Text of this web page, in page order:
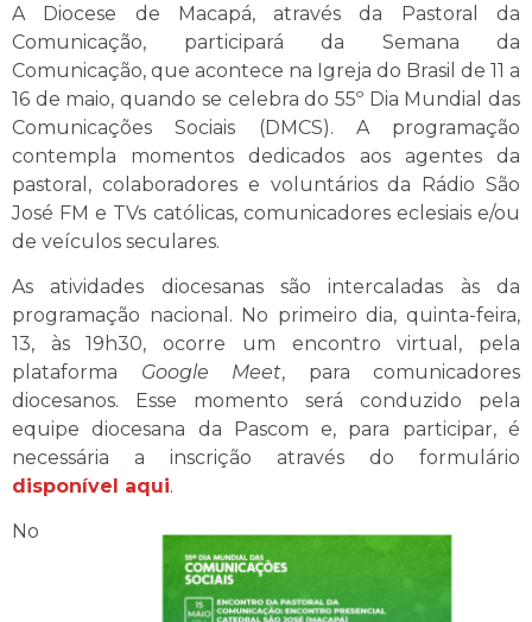
A Diocese de Macapá, através da Pastoral da
Comunicação, participará da Semana da
Comunicação, que acontece na Igreja do Brasil de 11 a
16 de maio, quando se celebra do 55º Dia Mundial das
Comunicações Sociais (DMCS). A programação
contempla momentos dedicados aos agentes da
pastoral, colaboradores e voluntários da Rádio São
José FM e TVs católicas, comunicadores eclesiais e/ou
de veículos seculares.
As atividades diocesanas são intercaladas às da
programação nacional. No primeiro dia, quinta-feira,
13, às 19h30, ocorre um encontro virtual, pela
plataforma Google Meet, para comunicadores
diocesanos. Esse momento será conduzido pela
equipe diocesana da Pascom e, para participar, é
necessária a inscrição através do formulário
disponível aqui.
No